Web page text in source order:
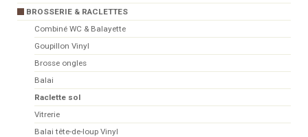
BROSSERIE & RACLETTES
Combiné WC & Balayette
Goupillon Vinyl
Brosse ongles
Balai
Raclette sol
Vitrerie
Balai tête-de-loup Vinyl